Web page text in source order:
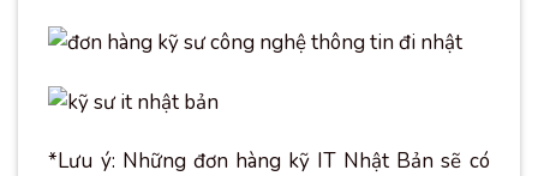
*Lưu ý: Những đơn hàng kỹ IT Nhật Bản sẽ có